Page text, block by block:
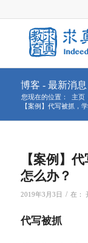
博客 - 最新消息
您现在的位置： 主页
【案例】代写被抓，
【案例】
怎么办？
2019年3月3日 / 在：
代写被抓